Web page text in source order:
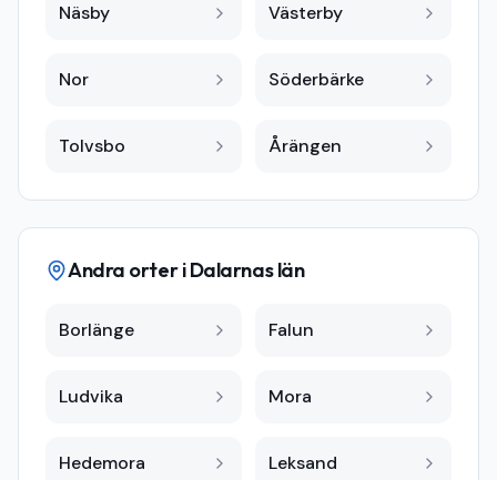
Näsby Västerby
Nor Söderbärke
Tolvsbo Årängen
Andra orter iDalarnas län
Borlänge Falun
Ludvika Mora
Hedemora Leksand